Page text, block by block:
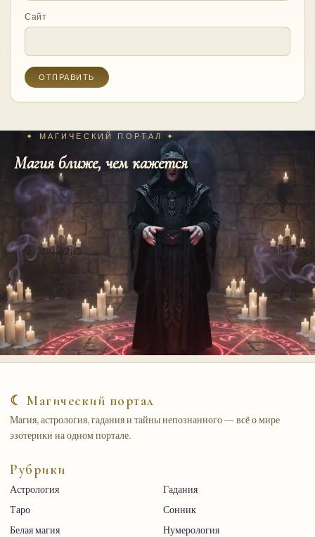
Сайт
✦ МАГИЧЕСКИЙ ПОРТАЛ ✦
Магия ближе, чем кажется
☾ Магический портал
Магия, астрология, гадания и тайны непознанного — всё о мире
эзотерики на одном портале.
Рубрики
Астрология
Гадания
Таро
Сонник
Белая магия
Нумерология